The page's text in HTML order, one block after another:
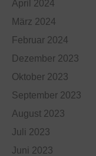
April 2024
März 2024
Februar 2024
Dezember 2023
Oktober 2023
September 2023
August 2023
Juli 2023
Juni 2023